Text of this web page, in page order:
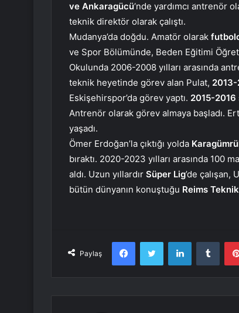
ve Ankaragücü‘nde yardımcı antrenör
teknik direktör olarak çalıştı.
Mudanya’da doğdu. Amatör olarak
ve Spor Bölümünde, Beden Eğitimi
Okulunda 2006-2008 yılları arasında
teknik heyetinde görev alan Pulat,
Eskişehirspor’da görev yaptı. 2015-2016
Antrenör olarak görev almaya başladı.
yaşadı.
Ömer Erdoğan’la çıktığı yolda
bıraktı. 2020-2023 yılları arasında 100
aldı. Uzun yıllardır Süper Lig’de çalışan,
bütün dünyanın konuştuğu Reims
Paylaş
FacebookTwitter LinkedIn